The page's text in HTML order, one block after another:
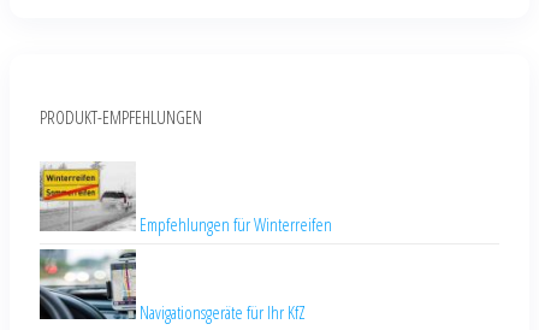
PRODUKT-EMPFEHLUNGEN
Empfehlungen für Winterreifen
Navigationsgeräte für Ihr KfZ